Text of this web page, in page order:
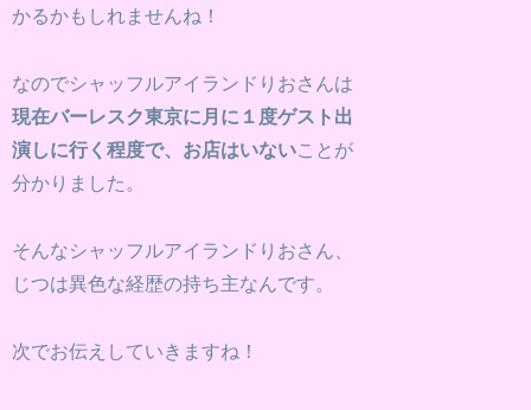
かるかもしれませんね！
なのでシャッフルアイランドりおさんは
現在バーレスク東京に月に１度ゲスト出
演しに行く程度で、お店はいないことが
分かりました。
そんなシャッフルアイランドりおさん、
じつは異色な経歴の持ち主なんです。
次でお伝えしていきますね！